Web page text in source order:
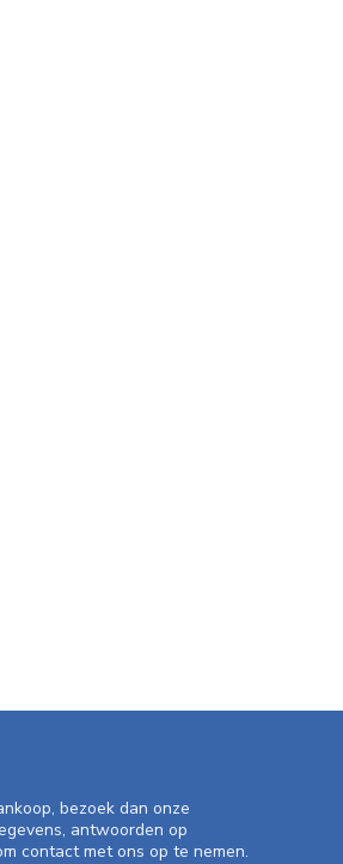
bezoek dan onze
antwoorden op
contact met ons op te nemen.